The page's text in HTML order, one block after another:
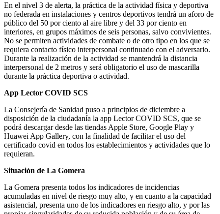
En el nivel 3 de alerta, la práctica de la actividad física y deportiva
no federada en instalaciones y centros deportivos tendrá un aforo de
público del 50 por ciento al aire libre y del 33 por ciento en
interiores, en grupos máximos de seis personas, salvo convivientes.
No se permiten actividades de combate o de otro tipo en los que se
requiera contacto físico interpersonal continuado con el adversario.
Durante la realización de la actividad se mantendrá la distancia
interpersonal de 2 metros y será obligatorio el uso de mascarilla
durante la práctica deportiva o actividad.
App Lector COVID SCS
La Consejería de Sanidad puso a principios de diciembre a
disposición de la ciudadanía la app Lector COVID SCS, que se
podrá descargar desde las tiendas Apple Store, Google Play y
Huawei App Gallery, con la finalidad de facilitar el uso del
certificado covid en todos los establecimientos y actividades que lo
requieran.
Situación de La Gomera
La Gomera presenta todos los indicadores de incidencias
acumuladas en nivel de riesgo muy alto, y en cuanto a la capacidad
asistencial, presenta uno de los indicadores en riesgo alto, y por las